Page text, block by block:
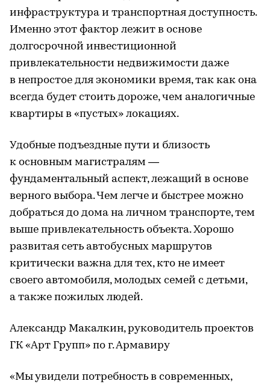
инфраструктура и транспортная доступность.
Именно этот фактор лежит в основе
долгосрочной инвестиционной
привлекательности недвижимости даже
в непростое для экономики время, так как она
всегда будет стоить дороже, чем аналогичные
квартиры в «пустых» локациях.
Удобные подъездные пути и близость
к основным магистралям —
фундаментальный аспект, лежащий в основе
верного выбора. Чем легче и быстрее можно
добраться до дома на личном транспорте, тем
выше привлекательность объекта. Хорошо
развитая сеть автобусных маршрутов
критически важна для тех, кто не имеет
своего автомобиля, молодых семей с детьми,
а также пожилых людей.
Александр Макалкин, руководитель проектов
ГК «Арт Групп» по г. Армавиру
«Мы увидели потребность в современных,